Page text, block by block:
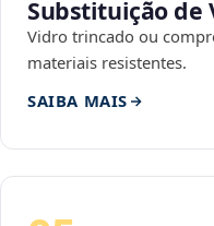
Substituição de
Vidro trincado ou
materiais resistentes.
SAIBA MAIS